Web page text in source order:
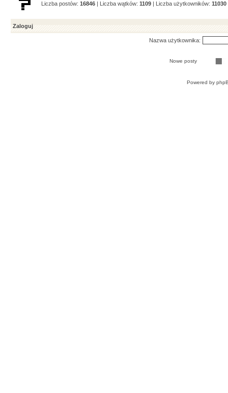
Liczba postów: 16846 | Liczba wątków: 1109 | Liczba użytkowników: 11030
Zaloguj
Nazwa użytkownika:
Nowe posty
Powered by